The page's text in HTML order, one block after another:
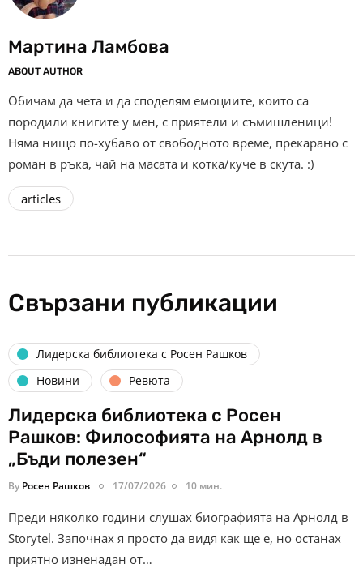
Мартина Ламбова
ABOUT AUTHOR
Обичам да чета и да споделям емоциите, които са
породили книгите у мен, с приятели и съмишленици!
Няма нищо по-хубаво от свободното време, прекарано с
роман в ръка, чай на масата и котка/куче в скута. :)
articles
Свързани публикации
Лидерска библиотека с Росен Рашков
Новини
Ревюта
Лидерска библиотека с Росен
Рашков: Философията на Арнолд в
„Бъди полезен“
By Росен Рашков 17/07/2026 10 мин.
Преди няколко години слушах биографията на Арнолд в
Storytel. Започнах я просто да видя как ще е, но останах
приятно изненадан от…